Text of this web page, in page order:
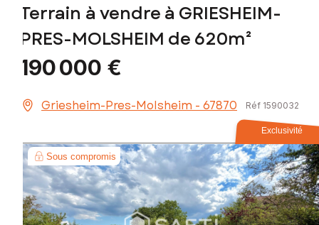
Terrain à vendre à GRIESHEIM-
PRES-MOLSHEIM de 620m²
190 000 €
Griesheim-Pres-Molsheim - 67870 Réf 1590032
Exclusivité
Sous compromis